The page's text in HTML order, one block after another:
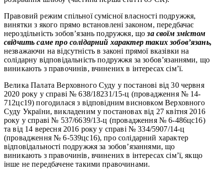
Правовий режим спільної сумісної власності подружжя,
винятки з якого прямо встановлені законом, передбачає
нероздільність зобов’язань подружжя, щоза своїм змістом
свідчить саме про солідарний характер таких зобов’язань,
незважаючи на відсутність в законі прямої вказівки на
солідарну відповідальність подружжя за зобов’язаннями, що
виникають з правочинів, вчинених в інтересах сім’ї.
Велика Палата Верховного Суду у постанові від 30 червня
2020 року у справі № 638/18231/15-ц (провадження № 14-
712цс19) погодилася з відповідним висновком Верховного
Суду України, викладеним у постановах від 27 квітня 2016
року у справі № 537/6639/13-ц (провадження № 6-486цс16)
та від 14 вересня 2016 року у справі № 334/5907/14-ц
(провадження № 6-539цс16), про солідарний характер
відповідальності подружжя за зобов’язаннями, що
виникають з правочинів, вчинених в інтересах сім’ї, якщо
інше не передбачене такими правочинами.